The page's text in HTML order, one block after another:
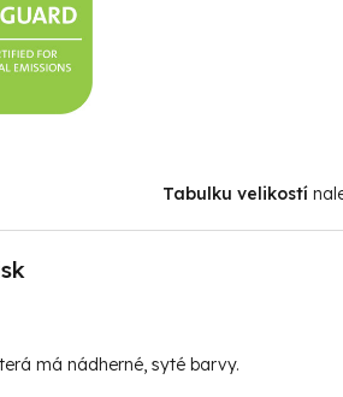
Tabulku velikostí
má nádherné, syté barvy.